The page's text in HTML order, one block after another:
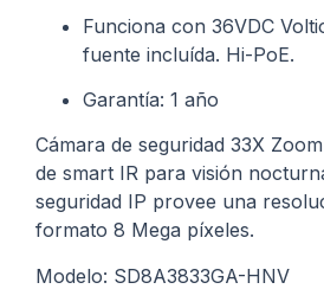
Funciona con 36VDC
fuente incluída. Hi-PoE.
Garantía: 1 año
Cámara de seguridad 33X
de smart IR para visión
seguridad IP provee una
formato 8 Mega píxeles.
Modelo: SD8A3833GA-HNV